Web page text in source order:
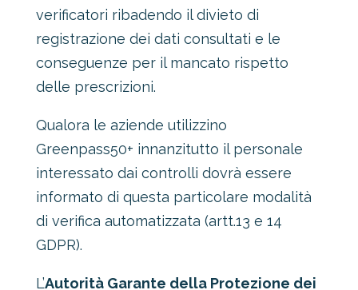
verificatori ribadendo il divieto di
registrazione dei dati consultati e le
conseguenze per il mancato rispetto
delle prescrizioni.
Qualora le aziende utilizzino
Greenpass50+ innanzitutto il personale
interessato dai controlli dovrà essere
informato di questa particolare modalità
di verifica automatizzata (artt.13 e 14
GDPR).
L’Autorità Garante della Protezione dei